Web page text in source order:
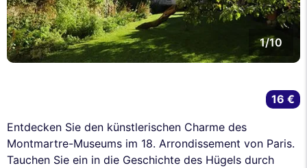
1/10
Entdecken Sie den künstlerischen Charme des
Montmartre-Museums im 18. Arrondissement von Paris.
Tauchen Sie ein in die Geschichte des Hügels durch
16 €